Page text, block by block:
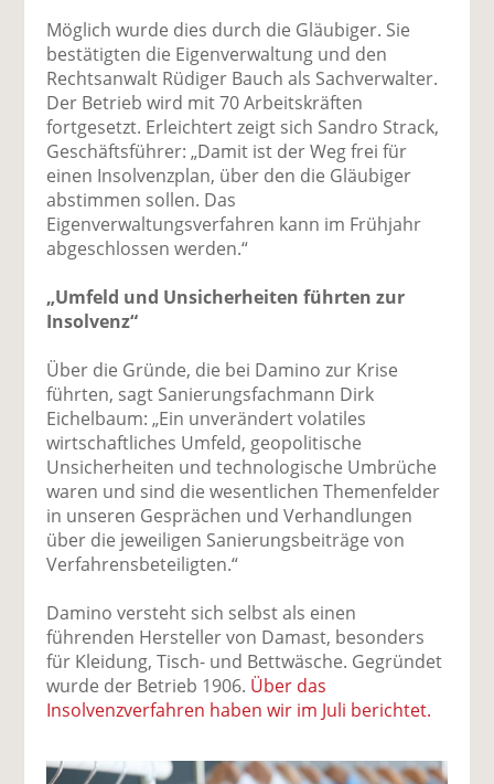
o
k
te
il
e
n
n
te
il
e
n
se
n
d
n
Möglich wurde dies durch die Gläubiger. Sie
bestätigten die Eigenverwaltung und den
Rechtsanwalt Rüdiger Bauch als Sachverwalter.
Der Betrieb wird mit 70 Arbeitskräften
fortgesetzt. Erleichtert zeigt sich Sandro Strack,
Geschäftsführer: „Damit ist der Weg frei für
einen Insolvenzplan, über den die Gläubiger
abstimmen sollen. Das
Eigenverwaltungsverfahren kann im Frühjahr
abgeschlossen werden.“
„Umfeld und Unsicherheiten führten zur
Insolvenz“
Über die Gründe, die bei Damino zur Krise
führten, sagt Sanierungsfachmann Dirk
Eichelbaum: „Ein unverändert volatiles
wirtschaftliches Umfeld, geopolitische
Unsicherheiten und technologische Umbrüche
waren und sind die wesentlichen Themenfelder
in unseren Gesprächen und Verhandlungen
über die jeweiligen Sanierungsbeiträge von
Verfahrensbeteiligten.“
Damino versteht sich selbst als einen
führenden Hersteller von Damast, besonders
für Kleidung, Tisch- und Bettwäsche. Gegründet
wurde der Betrieb 1906. Über das
Insolvenzverfahren haben wir im Juli berichtet.